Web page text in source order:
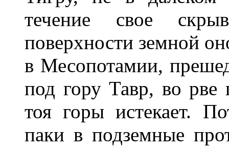
течение свое
поверхности земной
в Месопотамии,
под гору Тавр, во рве
тоя горы истекает.
паки в подземные